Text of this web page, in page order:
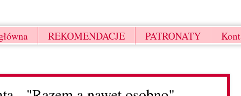
REKOMENDACJE PATRONATY